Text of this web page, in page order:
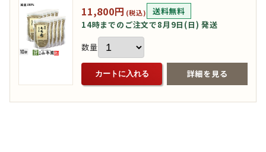
11,800円 (税込)
送料無料
14時までのご注文で8月9日(日) 発送
数量
カートに入れる 詳細を見る